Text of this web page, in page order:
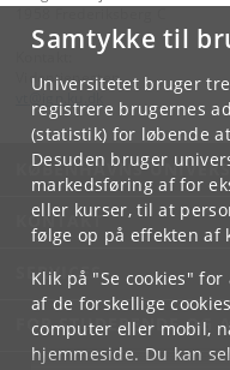
Samtykke til
Universitetet bruger
registrere brugernes
(statistik) for løbende
Desuden bruger
markedsføring af for
eller kurser, til at
følge op på effekten af
Klik på "Se cookies"
af de forskellige
computer eller mobil,
hjemmeside. Du kan
Videntjenesten
KØBENHAVNS
KONTAKT
SERVICES
FOR STUDERENDE OG